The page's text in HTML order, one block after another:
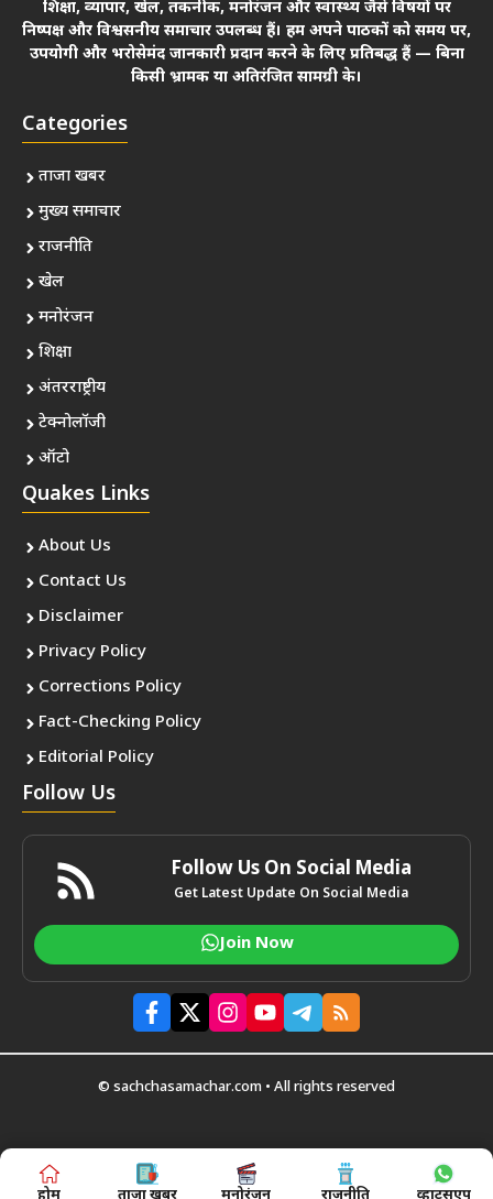
शिक्षा, व्यापार, खेल, तकनीक, मनोरंजन और स्वास्थ्य जैसे विषयों पर
निष्पक्ष और विश्वसनीय समाचार उपलब्ध हैं। हम अपने पाठकों को समय पर,
उपयोगी और भरोसेमंद जानकारी प्रदान करने के लिए प्रतिबद्ध हैं — बिना
किसी भ्रामक या अतिरंजित सामग्री के।
Categories
ताजा खबर
मुख्य समाचार
राजनीति
खेल
मनोरंजन
शिक्षा
अंतरराष्ट्रीय
टेक्नोलॉजी
ऑटो
Quakes Links
About Us
Contact Us
Disclaimer
Privacy Policy
Corrections Policy
Fact-Checking Policy
Editorial Policy
Follow Us
Follow Us On Social Media
Get Latest Update On Social Media
Join Now
© sachchasamachar.com • All rights reserved
होम ताजा खबर मनोरंजन राजनीति व्हाट्सएप